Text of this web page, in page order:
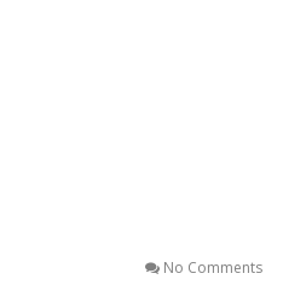
No Comments